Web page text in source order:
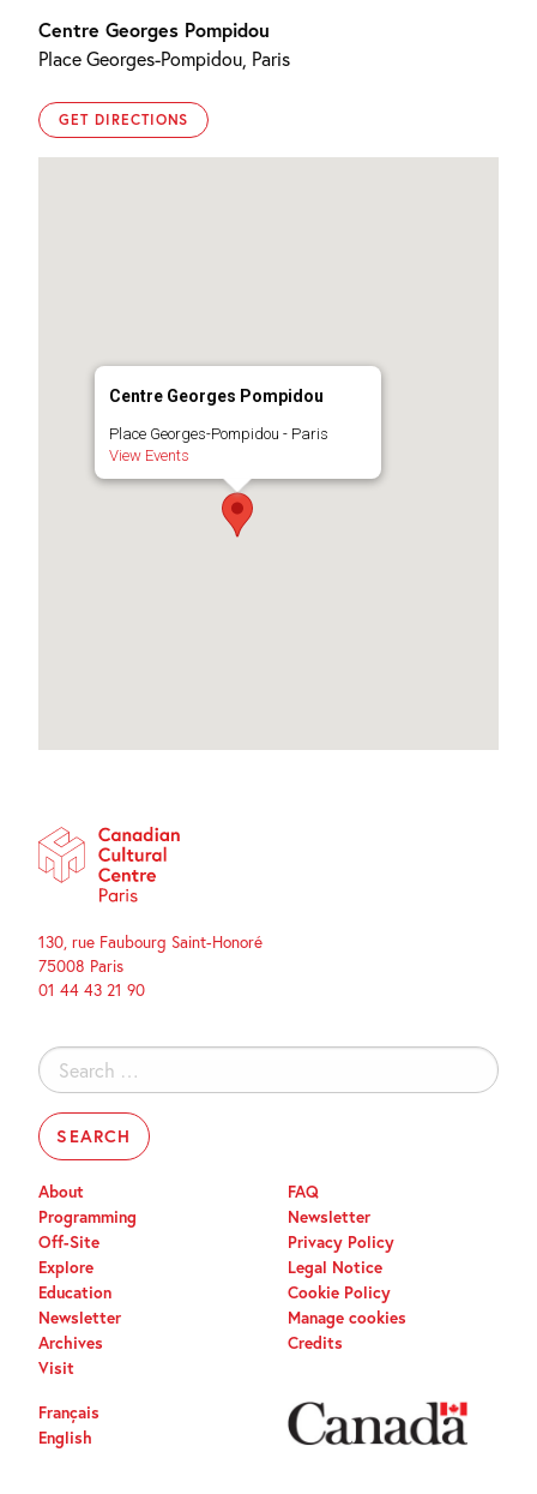
Centre Georges Pompidou
Place Georges-Pompidou, Paris
GET DIRECTIONS
Centre Georges Pompidou
Place Georges-Pompidou - Paris
View Events
130, rue Faubourg Saint-Honoré
75008 Paris
01 44 43 21 90
Search
for:
About
Programming
Off-Site
Explore
Education
Newsletter
Archives
Visit
FAQ
Newsletter
Privacy Policy
Legal Notice
Cookie Policy
Manage cookies
Credits
Français
English